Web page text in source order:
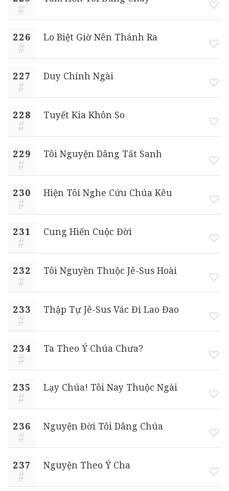
226 Lo Biệt Giờ Nên Thánh Ra
227 Duy Chính Ngài
228 Tuyết Kia Khôn So
229 Tôi Nguyện Dâng Tất Sanh
230 Hiện Tôi Nghe Cứu Chúa Kêu
231 Cung Hiến Cuộc Đời
232 Tôi Nguyền Thuộc Jê-Sus Hoài
233 Thập Tự Jê-Sus Vác Đi Lao Đao
234 Ta Theo Ý Chúa Chưa?
235 Lạy Chúa! Tôi Nay Thuộc Ngài
236 Nguyện Đời Tôi Dâng Chúa
237 Nguyện Theo Ý Cha